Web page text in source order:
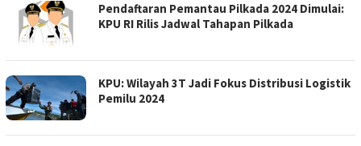
Pendaftaran Pemantau Pilkada 2024 Dimulai:
KPU RI Rilis Jadwal Tahapan Pilkada
KPU: Wilayah 3T Jadi Fokus Distribusi Logistik
Pemilu 2024